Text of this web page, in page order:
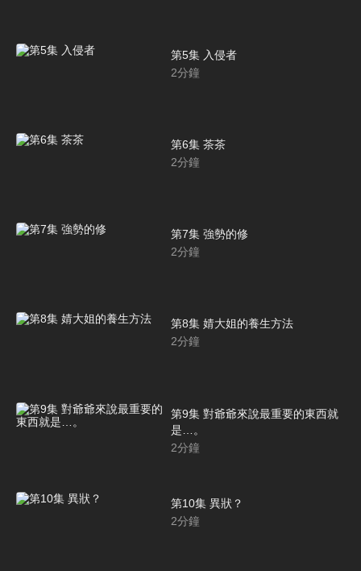
第5集 入侵者
2分鐘
第6集 茶茶
2分鐘
第7集 強勢的修
2分鐘
第8集 婧大姐的養生方法
2分鐘
第9集 對爺爺來說最重要的東西就
是…。
2分鐘
第10集 異狀？
2分鐘